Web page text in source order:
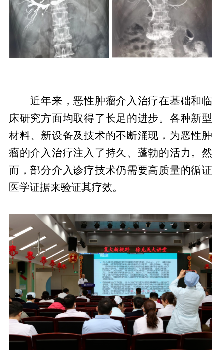
近年来，恶性肿瘤介入治疗在基础和临
床研究方面均取得了长足的进步。各种新型
材料、新设备及技术的不断涌现，为恶性肿
瘤的介入治疗注入了持久、蓬勃的活力。然
而，部分介入诊疗技术仍需要高质量的循证
医学证据来验证其疗效。